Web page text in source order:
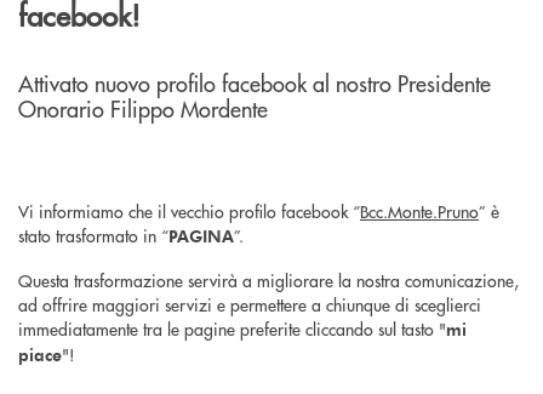
facebook!
Attivato nuovo profilo facebook al nostro Presidente
Onorario Filippo Mordente
Vi informiamo che il vecchio profilo facebook “Bcc.Monte.Pruno” è
stato trasformato in “PAGINA”.
Questa trasformazione servirà a migliorare la nostra comunicazione,
ad offrire maggiori servizi e permettere a chiunque di sceglierci
immediatamente tra le pagine preferite cliccando sul tasto "mi
piace"!